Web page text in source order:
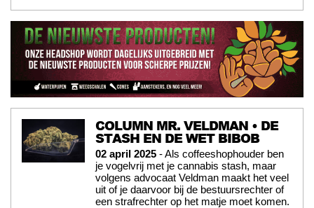
COLUMN MR. VELDMAN • DE
STASH EN DE WET BIBOB
02 april 2025 - Als coffeeshophouder ben
je vogelvrij met je cannabis stash, maar
volgens advocaat Veldman maakt het veel
uit of je daarvoor bij de bestuursrechter of
een strafrechter op het matje moet komen.